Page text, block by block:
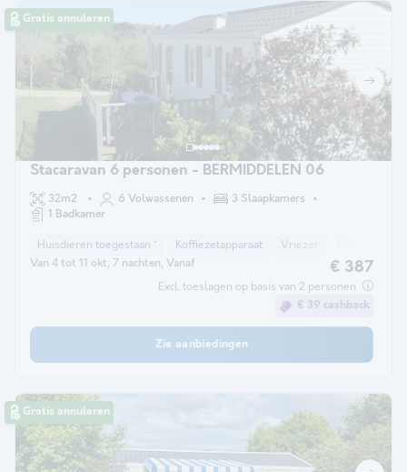
Gratis annuleren
Stacaravan 6 personen - BERMIDDELEN 06
32m2 6 Volwassenen
3 Slaapkamers
1 Badkamer
Huisdieren toegestaan * Koffiezetapparaat Vriezer
Van 4 tot 11 okt, 7 nachten, Vanaf € 387
Excl. toeslagen op basis van 2 personen
€ 39 cashback
Zie aanbiedingen
Gratis annuleren